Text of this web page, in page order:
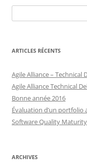
ARTICLES RÉCENTS
Agile Alliance –
Agile Alliance Technical
Bonne année 2016
Évaluation d’un portfolio
Software Quality
ARCHIVES